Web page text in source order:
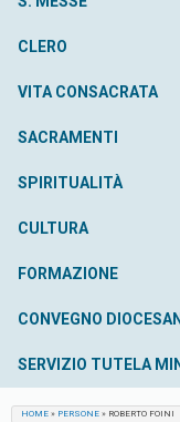
CLERO
VITA CONSACRATA
SACRAMENTI
SPIRITUALITÀ
CULTURA
FORMAZIONE
CONVEGNO
SERVIZIO TUTELA
HOME » PERSONE » ROBERTO FOINI